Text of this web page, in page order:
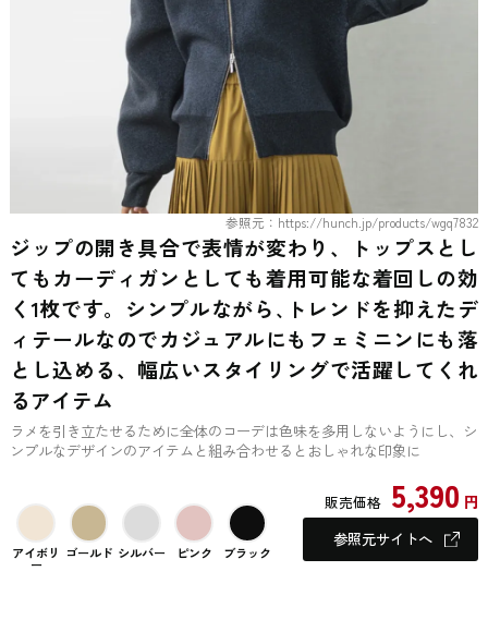
参照元：https://hunch.jp/products/wgq7832
ジップの開き具合で表情が変わり、トップスとし
てもカーディガンとしても着用可能な着回しの効
く1枚です。シンプルながら､トレンドを抑えたデ
ィテールなのでカジュアルにもフェミニンにも落
とし込める、幅広いスタイリングで活躍してくれ
るアイテム
ラメを引き立たせるために全体のコーデは色味を多用しないようにし、シ
ンプルなデザインのアイテムと組み合わせるとおしゃれな印象に
アイボリ
ー
ゴールド シルバー ピンク ブラック
販売価格 5,390 円
参照元サイトへ